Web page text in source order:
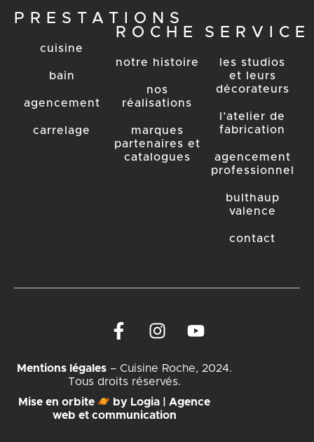
PRESTATIONS
cuisine
bain
agencement
carrelage
ROCHE
notre histoire
nos
réalisations
marques
partenaires et
catalogues
SERVICE
les studios
et leurs
décorateurs
l’atelier de
fabrication
agencement
professionnel
bulthaup
valence
contact
Mentions légales – Cuisine Roche, 2024.
Tous droits réservés.
Mise en orbite
by Logia | Agence
web et communication